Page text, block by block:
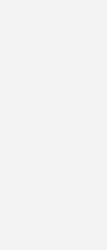
2023 zu stellen.
bei der digitalen
in digitale
how der Beschäftigten
bei KMU
Unternehmen